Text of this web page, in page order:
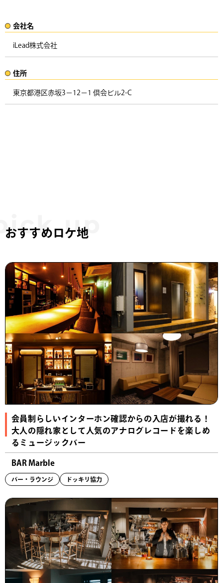
会社名​
iLead株式会社
住所​​
東京都港区赤坂3−12−1 倶会ビル2-C ​
おすすめロケ地
会員制らしいインターホン確認からの入店が撮れる！
大人の隠れ家として人気のアナログレコードを楽しめ
るミュージックバー
BAR Marble
バー・ラウンジ ドッキリ協力